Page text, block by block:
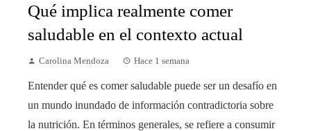
Qué implica realmente comer
saludable en el contexto actual
Carolina Mendoza Hace 1 semana
Entender qué es comer saludable puede ser un desafío en
un mundo inundado de información contradictoria sobre
la nutrición. En términos generales, se refiere a consumir